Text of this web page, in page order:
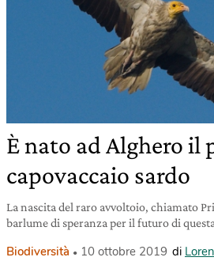
È nato ad Alghero il
capovaccaio sardo
La nascita del raro avvoltoio, chiamato
barlume di speranza per il futuro di
Biodiversità 10 ottobre 2019 di